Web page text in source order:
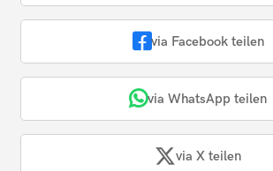
via Facebook teilen
via WhatsApp teilen
via X teilen